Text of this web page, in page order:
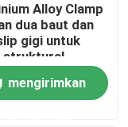
Alloy Clamp
dua baut dan
gigi untuk
struktural
Solar Roof
mengirimkan